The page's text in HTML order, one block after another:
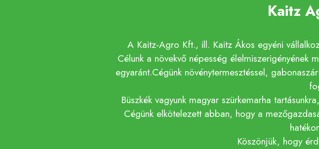
Kaitz
A Kaitz-Agro Kft., ill. Kaitz Ákos egyéni
Célunk a növekvő népesség élelmiszerigényének
egyaránt.Cégünk növénytermesztéssel,
Büszkék vagyunk magyar szürkemarha
Cégünk elkötelezett abban, hogy a
Köszönjük, hogy